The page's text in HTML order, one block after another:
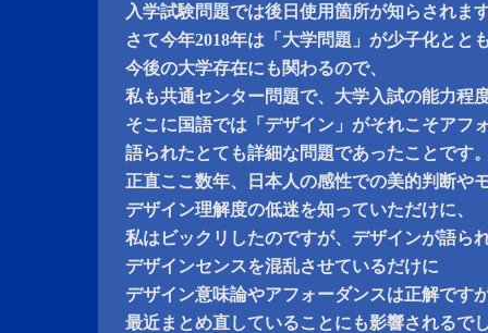
入学試験問題では後日使用箇所が知らされま
さて今年2018年は「大学問題」が少子化とと
今後の大学存在にも関わるので、
私も共通センター問題で、大学入試の能力程
そこに国語では「デザイン」がそれこそアフ
語られたとても詳細な問題であったことです
正直ここ数年、日本人の感性での美的判断や
デザイン理解度の低迷を知っていただけに、
私はビックリしたのですが、デザインが語ら
デザインセンスを混乱させているだけに
デザイン意味論やアフォーダンスは正解です
最近まとめ直していることにも影響されるで